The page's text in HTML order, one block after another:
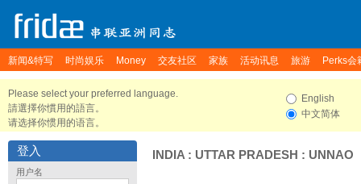
新闻&特写 时尚娱乐 Money 交友社区 家族 活动讯息 旅游 Perks会
Please select your preferred language.
請選擇你慣用的語言。
请选择你惯用的语言。
English
中文简体
登入
用户名
INDIA : UTTAR PRADESH : UNNAO